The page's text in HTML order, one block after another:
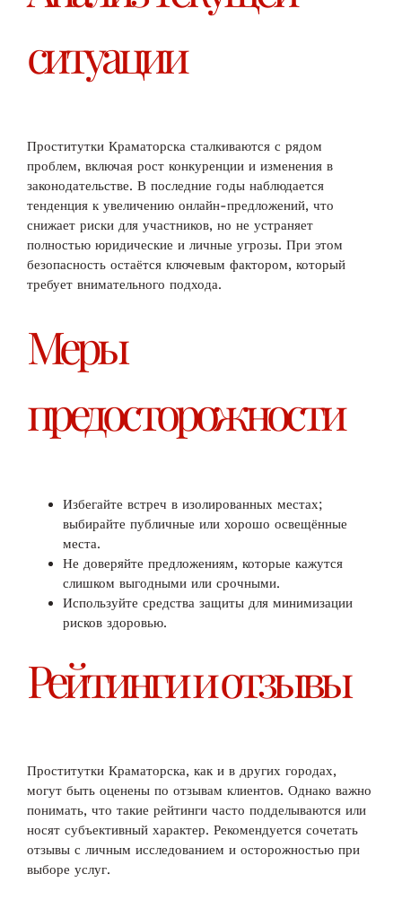
ситуации
Проститутки Краматорска сталкиваются с рядом
проблем, включая рост конкуренции и изменения в
законодательстве. В последние годы наблюдается
тенденция к увеличению онлайн-предложений, что
снижает риски для участников, но не устраняет
полностью юридические и личные угрозы. При этом
безопасность остаётся ключевым фактором, который
требует внимательного подхода.
Меры
предосторожности
Избегайте встреч в изолированных местах;
выбирайте публичные или хорошо освещённые
места.
Не доверяйте предложениям, которые кажутся
слишком выгодными или срочными.
Используйте средства защиты для минимизации
рисков здоровью.
Рейтинги и отзывы
Проститутки Краматорска, как и в других городах,
могут быть оценены по отзывам клиентов. Однако важно
понимать, что такие рейтинги часто подделываются или
носят субъективный характер. Рекомендуется сочетать
отзывы с личным исследованием и осторожностью при
выборе услуг.